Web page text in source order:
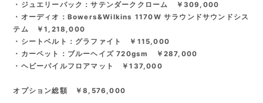
・ジュエリーパック：サテンダーククローム ￥309,000
・オーディオ：Bowers&Wilkins 1170W サラウンドサウンドシス
テム ￥1,218,000
・シートベルト：グラファイト ￥115,000
・カーペット：ブルーヘイズ 720gsm ￥287,000
・ヘビーパイルフロアマット ￥137,000
オプション総額 ￥8,576,000